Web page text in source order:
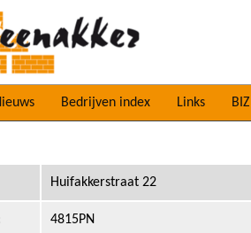
Bedrijven index Links
Huifakkerstraat 22
4815PN